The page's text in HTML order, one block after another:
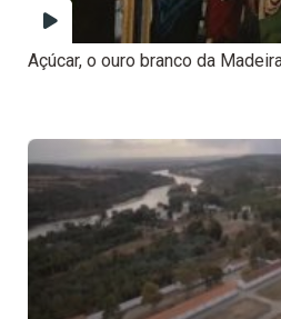
Açúcar, o ouro branco da